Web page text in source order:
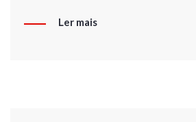
Ler mais